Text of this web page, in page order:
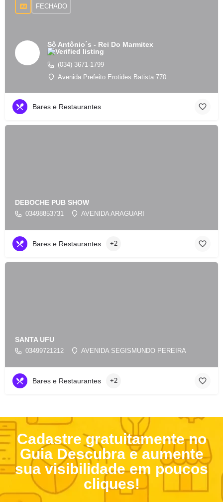
Sô Antônio´s - Rei Do Marmitex
(034) 3671-1799
Avenida Prefeito Erotides Batista 770
FECHADO
Bares e Restaurantes
DEBOCHE PUB SHOW
03498853731 AVENIDA ARAGUARI
Bares e Restaurantes +2
SANTA UFU
03499721212 AVENIDA SEGISMUNDO PEREIRA
Bares e Restaurantes +2
Cadastre gratuitamente no
Guia Descubra e aumente
sua visibilidade em poucos
cliques!